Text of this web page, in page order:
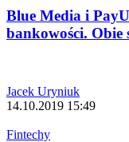
Blue Media i
bankowości. Obie
Jacek Uryniuk
14.10.2019 15:49
Fintechy